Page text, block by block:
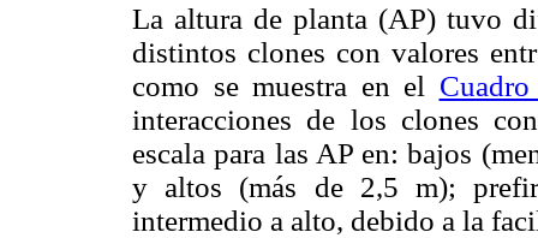
La altura de planta (AP) tuvo
distintos clones con valores
como se muestra en el
interacciones de los clones
escala para las AP en: bajos
y altos (más de 2,5 m);
intermedio a alto, debido a la